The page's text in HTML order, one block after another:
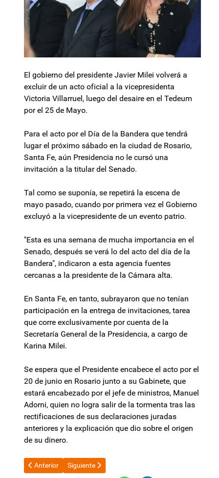
El gobierno del presidente Javier Milei volverá a
excluir de un acto oficial a la vicepresidenta
Victoria Villarruel, luego del desaire en el Tedeum
por el 25 de Mayo.
Para el acto por el Día de la Bandera que tendrá
lugar el próximo sábado en la ciudad de Rosario,
Santa Fe, aún Presidencia no le cursó una
invitación a la titular del Senado.
Tal como se suponía, se repetirá la escena de
mayo pasado, cuando por primera vez el Gobierno
excluyó a la vicepresidente de un evento patrio.
"Esta es una semana de mucha importancia en el
Senado, después se verá lo del acto del día de la
Bandera", indicaron a esta agencia fuentes
cercanas a la presidente de la Cámara alta.
En Santa Fe, en tanto, subrayaron que no tenían
participación en la entrega de invitaciones, tarea
que corre exclusivamente por cuenta de la
Secretaría General de la Presidencia, a cargo de
Karina Milei.
Se espera que el Presidente encabece el acto por el
20 de junio en Rosario junto a su Gabinete, que
estará encabezado por el jefe de ministros, Manuel
Adorni, quien no logra salir de la tormenta tras las
rectificaciones de sus declaraciones juradas
anteriores y la explicación que dio sobre el origen
de su dinero.
Artículo anterior: El Gobierno aprobó el ingreso al RIGI del
Anterior Artículo siguiente: Canasta de crianza: según el
Siguiente